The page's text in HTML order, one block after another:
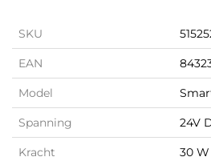
SKU
EAN
Model
Spanning 24V
Kracht 30 W